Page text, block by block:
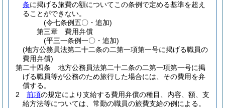
条に掲げる旅費の額についてこの条例で定める基準を超え
ることができない。
(令七条例五〇・追加)
第三章
費用弁償
(平三一条例一〇・追加)
(地方公務員法第二十二条の二第一項第一号に掲げる職員の
費用弁償)
第二十四条
地方公務員法第二十二条の二第一項第一号に掲
げる職員等が公務のため旅行した場合には、その費用を弁
償する。
2
前項の規定により支給する費用弁償の種目、内容、額、支
給方法等については、常勤の職員の旅費支給の例による。